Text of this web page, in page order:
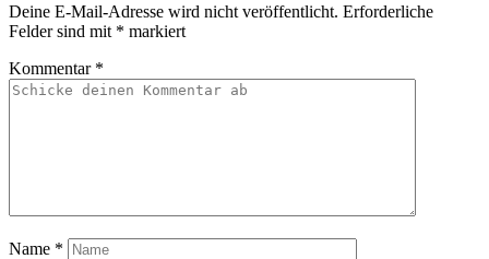
Deine E-Mail-Adresse wird nicht veröffentlicht. Erforderliche
Felder sind mit * markiert
Kommentar *
Name *